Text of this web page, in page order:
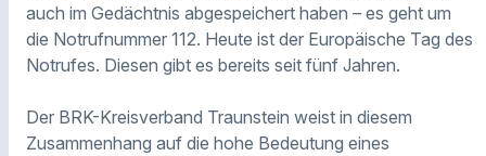
auch im Gedächtnis abgespeichert haben – es geht um
die Notrufnummer 112. Heute ist der Europäische Tag des
Notrufes. Diesen gibt es bereits seit fünf Jahren.
Der BRK-Kreisverband Traunstein weist in diesem
Zusammenhang auf die hohe Bedeutung eines